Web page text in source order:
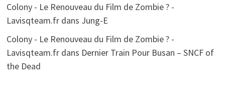
Colony - Le Renouveau du Film de Zombie ? -
Lavisqteam.frdans Jung-E
Colony - Le Renouveau du Film de Zombie ? -
Lavisqteam.frdans Dernier Train Pour Busan – SNCF of
the Dead